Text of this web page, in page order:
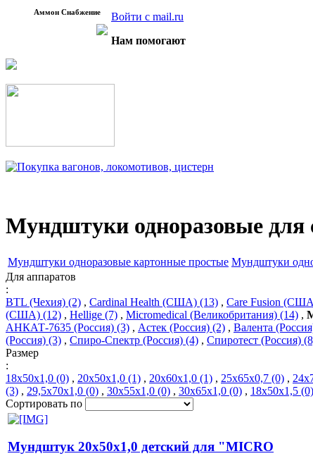
Аммон Снабжение
Войти с mail.ru
Нам помогают
Мундштуки одноразовые для
Мундштуки одноразовые картонные простые Мундштуки
Для аппаратов
:
BTL (Чехия) (2) , Cardinal Health (США) (13) , Care Fusion
(США) (12) , Hellige (7) , Micromedical (Великобритания) (14) ,
АНКАТ-7635 (Россия) (3) , Астек (Россия) (2) , Валента
(Россия) (3) , Спиро-Спектр (Россия) (4) , Спиротест (Россия)
Размер
:
18х50х1,0 (0) , 20х50х1,0 (1) , 20х60х1,0 (1) , 25х65х0,7 (0) ,
(3) , 29,5х70х1,0 (0) , 30х55х1,0 (0) , 30х65х1,0 (0) , 18х50х1,5 (0)
Сортировать по
Мундштук 20х50х1,0 детский для "MICRO